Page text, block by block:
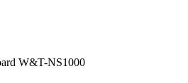
W&T-NS1000